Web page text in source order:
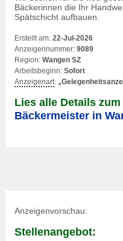
Bäckerinnen die Ihr
Spätschicht aufbauen.
Erstellt am: 22-Jul-2026
Anzeigennummer: 9089
Region: Wangen SZ
Arbeitsbeginn: Sofort
Anzeigenart:
Lies alle Details
Bäckermeister in
Anzeigenvorschau:
Stellenangebot: